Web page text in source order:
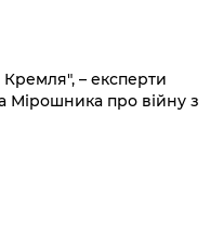
Кремля", – експерти
Мірошника про війну з